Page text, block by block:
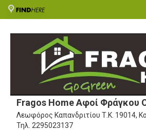
Fragos Home Αφοί Φράγκου
Λεωφόρος Καπανδριτίου Τ.Κ. 19014,
Τηλ. 2295023137